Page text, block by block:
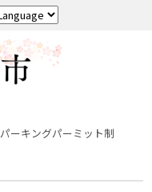
パーキングパーミット制